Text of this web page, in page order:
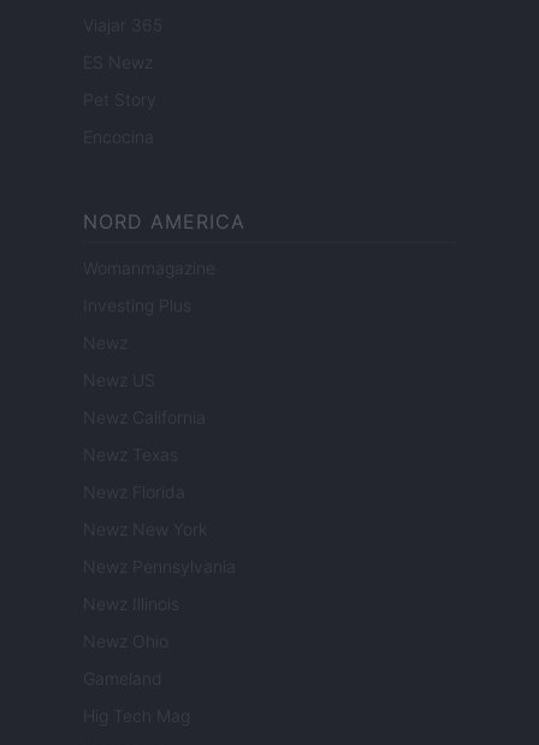
Viajar 365
ES Newz
Encocina
NORD AMERICA
Womanmagazine
Investing Plus
Newz
Newz US
Newz California
Newz Texas
Newz Florida
Newz New York
Newz Pennsylvania
Newz Illinois
Newz Ohio
Gameland
Hig Tech Mag